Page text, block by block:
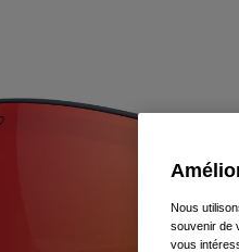
Nous
souvenir de
vous